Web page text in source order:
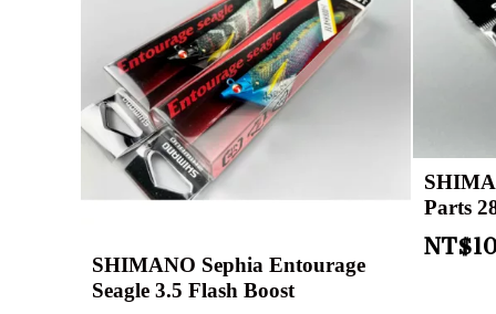
SHIMANO Sephia Entourage
Seagle 3.5 Flash Boost
Parts
NT$